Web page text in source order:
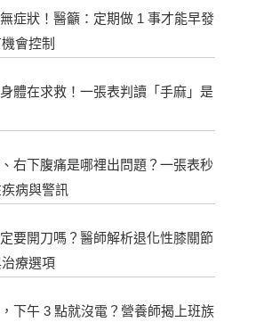
症狀！醫籲：定期做 1 事才能早發
會控制
體在求救！一張表判讀「手麻」是
右下腹痛是哪裡出問題？一張表秒
病與警訊
要開刀嗎？醫師解析退化性膝關節
療選項
下午 3 點就沒電？營養師揭上班族